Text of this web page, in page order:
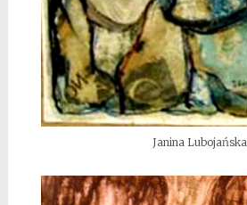
Janina Lubojańska